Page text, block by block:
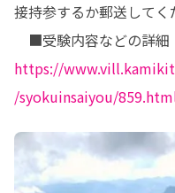
接持参するか郵送してく
https://
/syokuinsaiyou/